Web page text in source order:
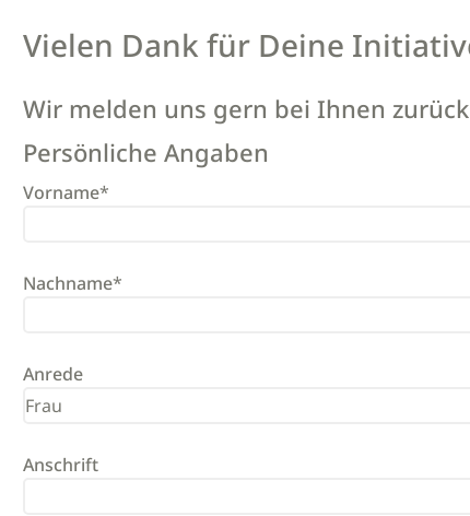
Vielen Dank für Deine
Wir melden uns gern bei Ihnen
Persönliche Angaben
Vorname*
Nachname*
Anrede
Anschrift